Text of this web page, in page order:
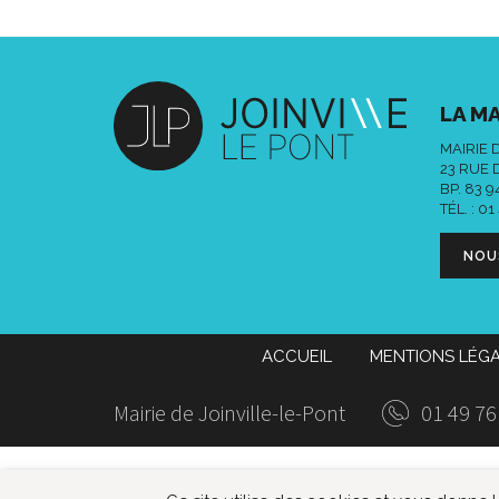
LA
MAIRIE
23 RUE
BP. 83
TÉL. : 01
ACCUEIL MENTIONS
Mairie de Joinville-le-Pont 01 49